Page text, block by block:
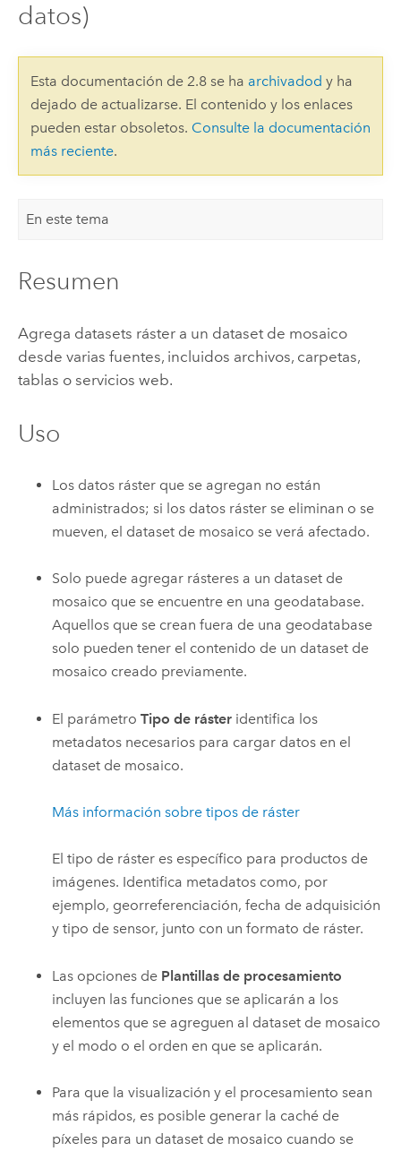
datos)
Esta documentación de 2.8 se ha archivadod y ha
dejado de actualizarse. El contenido y los enlaces
pueden estar obsoletos. Consulte la documentación
más reciente.
En este tema
Resumen
Agrega datasets ráster a un dataset de mosaico
desde varias fuentes, incluidos archivos, carpetas,
tablas o servicios web.
Uso
Los datos ráster que se agregan no están
administrados; si los datos ráster se eliminan o se
mueven, el dataset de mosaico se verá afectado.
Solo puede agregar rásteres a un dataset de
mosaico que se encuentre en una geodatabase.
Aquellos que se crean fuera de una geodatabase
solo pueden tener el contenido de un dataset de
mosaico creado previamente.
El parámetroTipo de ráster identifica los
metadatos necesarios para cargar datos en el
dataset de mosaico.
Más información sobre tipos de ráster
El tipo de ráster es específico para productos de
imágenes. Identifica metadatos como, por
ejemplo, georreferenciación, fecha de adquisición
y tipo de sensor, junto con un formato de ráster.
Las opciones de Plantillas de procesamiento
incluyen las funciones que se aplicarán a los
elementos que se agreguen al dataset de mosaico
y el modo o el orden en que se aplicarán.
Para que la visualización y el procesamiento sean
más rápidos, es posible generar la caché de
píxeles para un dataset de mosaico cuando se